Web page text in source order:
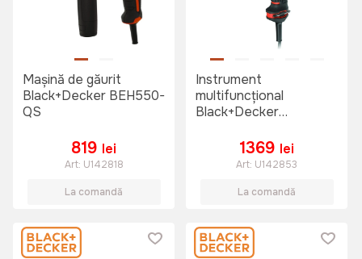
Mașină de găurit
Black+Decker BEH550-
QS
819 lei
Art: U142818
La comandă
Instrument
multifuncțional
Black+Decker
1369 lei
Art: U142853
La comandă